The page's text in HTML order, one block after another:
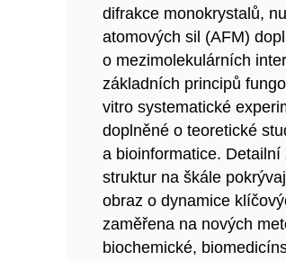
difrakce monokrystalů,
atomových sil (AFM)
o mezimolekulárních
základních principů
vitro systematické
doplněné o teoretické
a bioinformatice.
struktur na škále
obraz o dynamice
zaměřena na nových
biochemické,